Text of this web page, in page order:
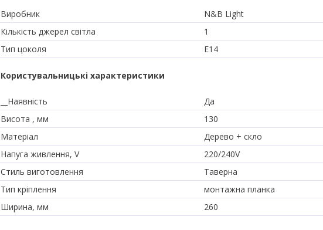
Виробник
N&B Light
Кількість джерел світла
1
Тип цоколя
E14
Користувальницькі характеристики
__Наявність
Да
Висота , мм
130
Матеріал
Дерево + скло
Напуга живлення, V
220/240V
Стиль виготовлення
Таверна
Тип кріплення
монтажна планка
Ширина, мм
260